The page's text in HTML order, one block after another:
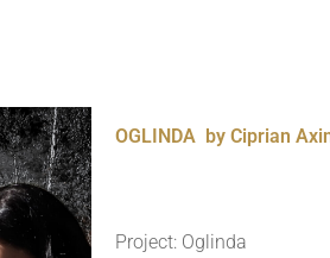
OGLINDA by Ciprian
Project: Oglinda